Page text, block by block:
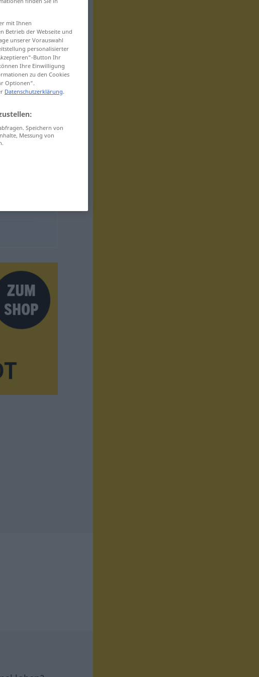
mit Ihnen
Betrieb der Webseite und
unserer Vorauswahl
personalisierter
Button Ihr
Ihre Einwilligung
zu den Cookies
Optionen“.
Datenschutzerklärung.
Speichern von
Messung von